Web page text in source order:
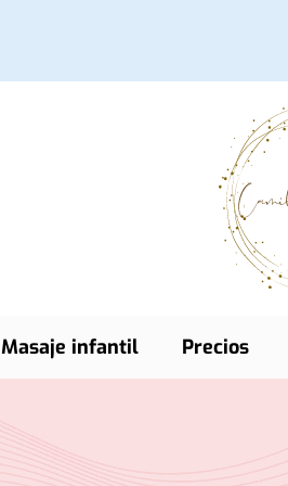
Masaje infantil Precios